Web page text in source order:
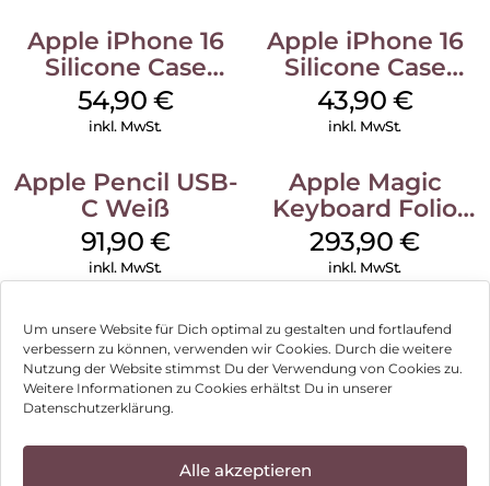
Um unsere Website für Dich optimal zu gestalten und fortlaufend
verbessern zu können, verwenden wir Cookies. Durch die weitere
Nutzung der Website stimmst Du der Verwendung von Cookies zu.
Weitere Informationen zu Cookies erhältst Du in unserer
Datenschutzerklärung.
Alle akzeptieren
Apple iPhone 16
Silicone Case
MagSafe Lake
Green
54,90 €
inkl. MwSt.
Apple iPhone 16
Silicone Case
MagSafe Plum
43,90 €
inkl. MwSt.
Apple Pencil USB-
C Weiß
91,90 €
inkl. MwSt.
Apple Magic
Keyboard Folio
iPad 10.9″ (10.Gen.)
Weiß
293,90€
inkl. MwSt.
Impressum
Können wir Dir behilflich sein?